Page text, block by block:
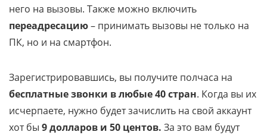
него на вызовы. Также можно включить
переадресацию– принимать вызовы не только на
ПК, но и на смартфон.
Зарегистрировавшись, вы получите полчаса на
бесплатные звонки в любые 40 стран. Когда вы их
исчерпаете, нужно будет зачислить на свой аккаунт
хот бы 9 долларов и 50 центов. За это вам будут